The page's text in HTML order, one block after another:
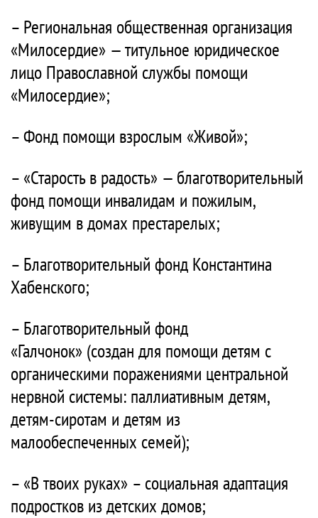
– Региональная общественная организация
«Милосердие» — титульное юридическое
лицо Православной службы помощи
«Милосердие»;
– Фонд помощи взрослым «Живой»;
– «Старость в радость» — благотворительный
фонд помощи инвалидам и пожилым,
живущим в домах престарелых;
– Благотворительный фонд Константина
Хабенского;
– Благотворительный фонд
«Галчонок» (создан для помощи детям с
органическими поражениями центральной
нервной системы: паллиативным детям,
детям-сиротам и детям из
малообеспеченных семей);
– «В твоих руках» – социальная адаптация
подростков из детских домов;